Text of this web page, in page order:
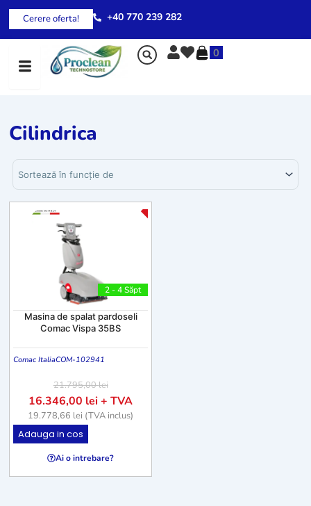
Skip
content
Cerere oferta! +40 770 239 282
0
Cilindrica
Sortează produsele
2 - 4 Săpt
-25%
Masina de spalat pardoseli
Comac Vispa 35BS
Comac ItaliaCOM-102941
21.795,00lei
16.346,00 lei+ TVA
19.778,66 lei (TVA inclus)
Adauga in cos
Ai o intrebare?